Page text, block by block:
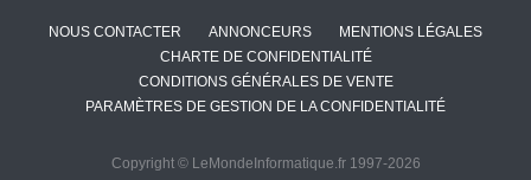
NOUS CONTACTER ANNONCEURS
MENTIONS LÉGALES
CHARTE DE CONFIDENTIALITÉ
CONDITIONS GÉNÉRALES DE VENTE
PARAMÈTRES DE GESTION DE LA CONFIDENTIALITÉ
Copyright © LeMondeInformatique.fr 1997-2026